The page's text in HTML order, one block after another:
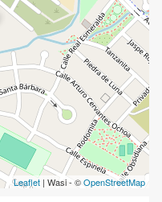
Leaflet | Wasi - ©OpenStreetMap